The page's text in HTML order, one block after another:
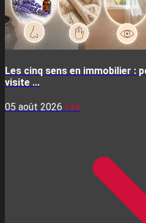
Les cinq sens en immobilier :
visite ...
05 août 2026 Lire